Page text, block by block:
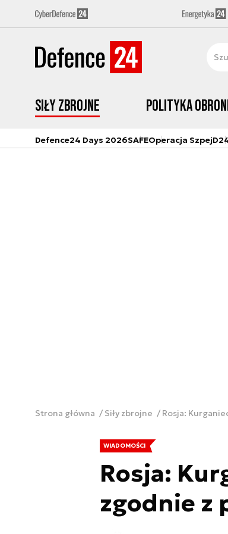
Siły zbrojne Polityka
Defence24 Days 2026SAFEOperacja Szpej
Strona główna Siły zbrojne Rosja:
WIADOMOŚCI
Rosja:
zgodnie z